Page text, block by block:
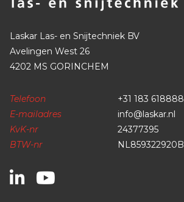
Laskar Las- en Snijtechniek BV
Avelingen West 26
4202 MS GORINCHEM
Telefoon
+31 183 618888
E-mailadres
info@laskar.nl
KvK-nr
24377395
BTW-nr